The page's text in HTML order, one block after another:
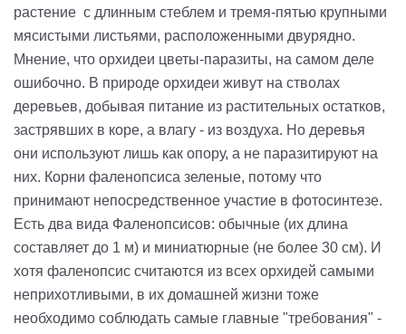
растение с длинным стеблем и тремя-пятью крупными
мясистыми листьями, расположенными двурядно.
Мнение, что орхидеи цветы-паразиты, на самом деле
ошибочно. В природе орхидеи живут на стволах
деревьев, добывая питание из растительных остатков,
застрявших в коре, а влагу - из воздуха. Но деревья
они используют лишь как опору, а не паразитируют на
них. Корни фаленопсиса зеленые, потому что
принимают непосредственное участие в фотосинтезе.
Есть два вида Фаленопсисов: обычные (их длина
составляет до 1 м) и миниатюрные (не более 30 см). И
хотя фаленопсис считаются из всех орхидей самыми
неприхотливыми, в их домашней жизни тоже
необходимо соблюдать самые главные "требования" -